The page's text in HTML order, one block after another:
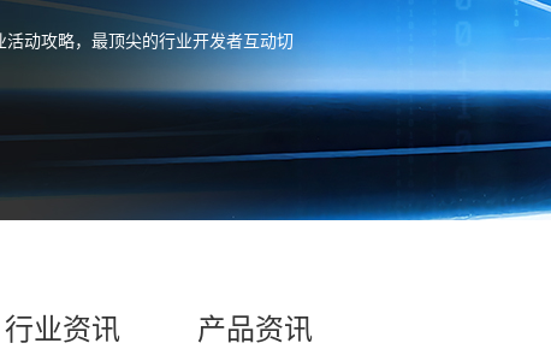
动攻略，最顶尖的行业开发者互动切
行业资讯 产品资讯